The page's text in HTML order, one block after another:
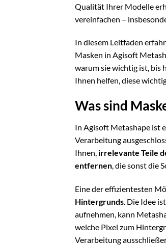
Qualität Ihrer Modelle
vereinfachen –
In diesem Leitfaden
Masken in Agisoft
warum sie wichtig ist,
Ihnen helfen, diese
Was sind
In Agisoft Metashape ist
Verarbeitung
Ihnen, irrelevante Teile
entfernen, die sonst die
Eine der effizientesten
Hintergrunds . Die Idee
aufnehmen, kann
welche Pixel zum
Verarbeitung